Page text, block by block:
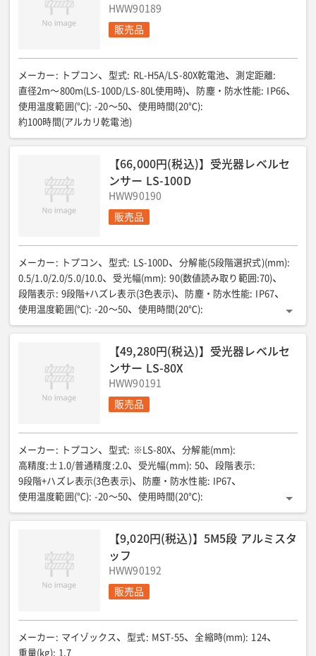
HWW90189
販売品
メーカー : トプコン 型式: RL-H5A/LS-80X乾電池 測定距離:
直径2m〜800m(LS-100D/LS-80L使用時)
防塵・防水性能: IP66
使用温度範囲(℃): -20〜50 使用時間(20℃):
約100時間(アルカリ乾電池)
【66,000円(税込)】受光器レベルセ
ンサー LS-100D
HWW90190
販売品
メーカー : トプコン 型式: LS-100D 分解能(5段階選択式)(mm):
0.5/1.0/2.0/5.0/10.0
受光幅(mm): 90(数値読み取り範囲:70)
段階表示 : 9段階+ハズレ表示(3色表示) 防塵・防水性能: IP67
使用温度範囲(℃): -20〜50 使用時間(20℃):
約45時間(アルカリ乾電池使用時)
サイズ(mm): 135×69×25
【49,280円(税込)】受光器レベルセ
ンサー LS-80X
HWW90191
販売品
メーカー : トプコン 型式: ※LS-80X 分解能(mm):
高精度:±1.0/普通精度:2.0
受光幅(mm): 50 段階表示:
9段階+ハズレ表示(3色表示)
防塵・防水性能: IP67
使用温度範囲(℃): -20〜50 使用時間(20℃):
約120時間(アルカリ乾電池使用時)
サイズ(mm): 146×76×25
【9,020円(税込)】5M5段 アルミスタ
ッフ
HWW90192
販売品
メーカー : マイゾックス 型式: MST-55 全縮時(mm): 124
重量(kg): 1.7